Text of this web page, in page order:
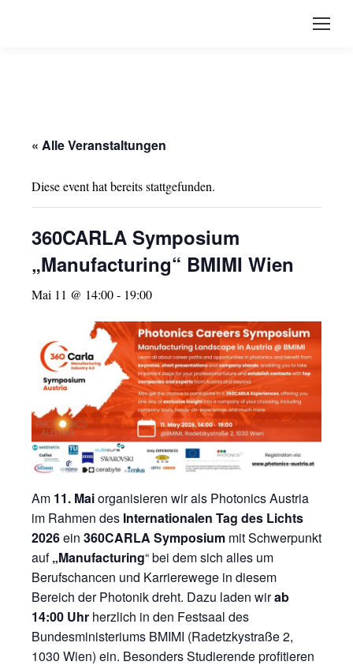
« Alle Veranstaltungen
Diese event hat bereits stattgefunden.
360CARLA Symposium
„Manufacturing“ BMIMI Wien
Mai 11 @ 14:00- 19:00
Am 11. Maiorganisieren wir als Photonics Austria
im Rahmen des Internationalen Tag des Lichts
2026ein 360CARLA Symposium mit Schwerpunkt
auf„Manufacturing“ bei dem sich alles um
Berufschancen und Karrierewege in diesem
Bereich der Photonik dreht. Dazu laden wirab
14:00 Uhr herzlich in den Festsaal des
Bundesministeriums BMIMI (Radetzkystraße 2,
1030 Wien) ein. Besonders Studierende profitieren